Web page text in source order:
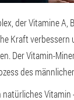
der Vitamine A,
Kraft
Der Vitamin-
des
natürliches